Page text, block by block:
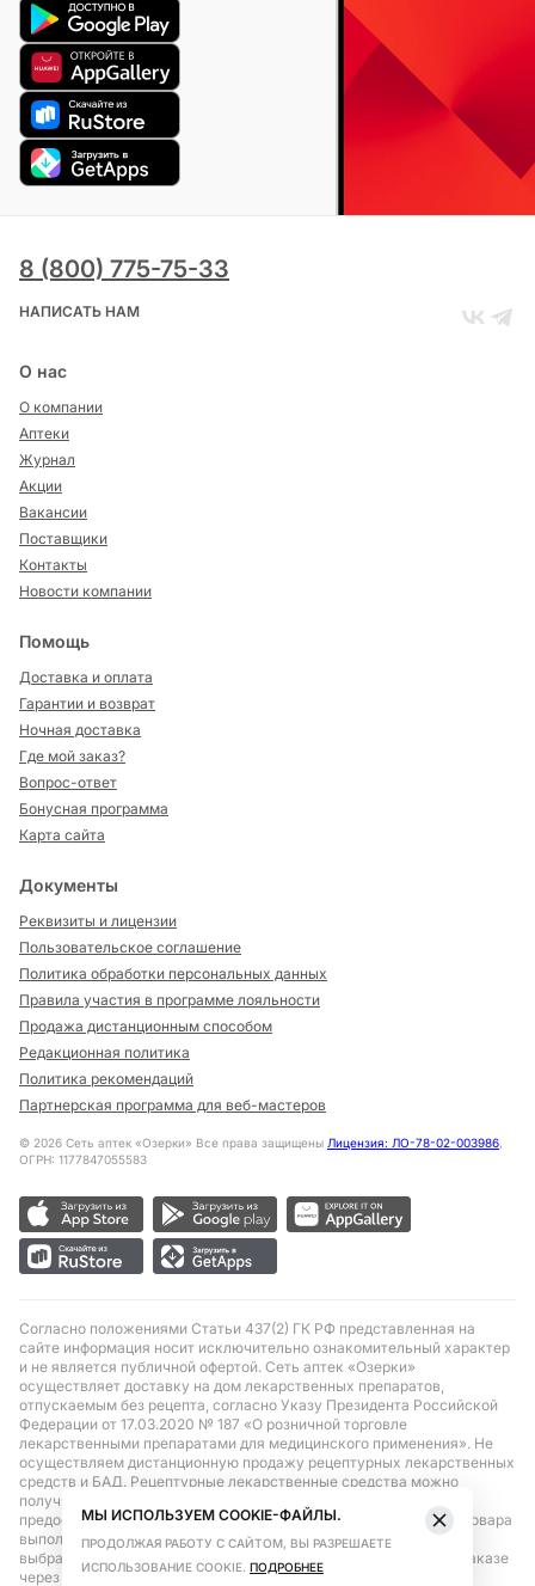
8 (800) 775-75-33
НАПИСАТЬ НАМ
О нас
О компании
Аптеки
Журнал
Акции
Вакансии
Поставщики
Контакты
Новости компании
Помощь
Доставка и оплата
Гарантии и возврат
Ночная доставка
Где мой заказ?
Вопрос-ответ
Бонусная программа
Карта сайта
Документы
Реквизиты и лицензии
Пользовательское соглашение
Политика обработки персональных данных
Правила участия в программе лояльности
Продажа дистанционным способом
Редакционная политика
Политика рекомендаций
Партнерская программа для веб-мастеров
© 2026 Сеть аптек «Озерки» Все права защищены Лицензия: ЛО-78-02-003986,
ОГРН: 1177847055583
Согласно положениями Статьи 437(2) ГК РФ представленная на
сайте информация носит исключительно ознакомительный характер
и не является публичной офертой. Сеть аптек «Озерки»
осуществляет доставку на дом лекарственных препаратов,
отпускаемым без рецепта, согласно Указу Президента Российской
Федерации от 17.03.2020 № 187 «О розничной торговле
лекарственными препаратами для медицинского применения». Не
осуществляем дистанционную продажу рецептурных лекарственных
средств и БАД. Рецептурные лекарственные средства можно
получить только при помощи самовывоза в аптеке при
предоставлении рецепта, выписанного врачом. Бронирование товара
выполняется при условиях последующего выкупа заказа в
выбранном аптечном пункте. Цена действительна только при заказе
через сайт.
МЫ ИСПОЛЬЗУЕМ COOKIE-ФАЙЛЫ.
ПРОДОЛЖАЯ РАБОТУ С САЙТОМ, ВЫ РАЗРЕШАЕТЕ
ИСПОЛЬЗОВАНИЕ COOKIE. ПОДРОБНЕЕ